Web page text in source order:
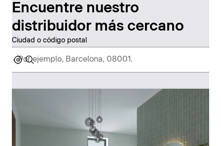
Encuentre nuestro
distribuidor más cercano
Ciudad o código postal